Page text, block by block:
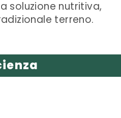
soluzione nutritiva,
terreno.